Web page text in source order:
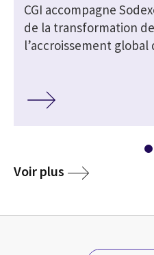
CGI accompagne
de la transformation
l’accroissement global
Voir plus